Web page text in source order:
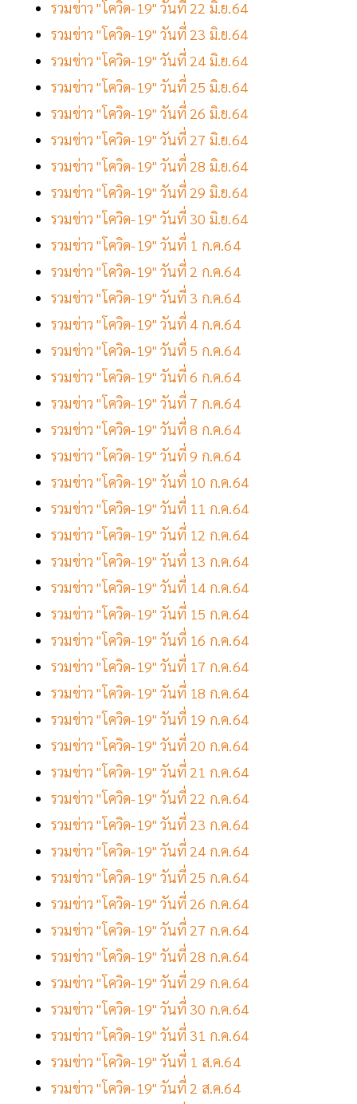
รวมข่าว "โควิด-19" วันที่ 22 มิ.ย.64
รวมข่าว "โควิด-19" วันที่ 23 มิ.ย.64
รวมข่าว "โควิด-19" วันที่ 24 มิ.ย.64
รวมข่าว "โควิด-19" วันที่ 25 มิ.ย.64
รวมข่าว "โควิด-19" วันที่ 26 มิ.ย.64
รวมข่าว "โควิด-19" วันที่ 27 มิ.ย.64
รวมข่าว "โควิด-19" วันที่ 28 มิ.ย.64
รวมข่าว "โควิด-19" วันที่ 29 มิ.ย.64
รวมข่าว "โควิด-19" วันที่ 30 มิ.ย.64
รวมข่าว "โควิด-19" วันที่ 1 ก.ค.64
รวมข่าว "โควิด-19" วันที่ 2 ก.ค.64
รวมข่าว "โควิด-19" วันที่ 3 ก.ค.64
รวมข่าว "โควิด-19" วันที่ 4 ก.ค.64
รวมข่าว "โควิด-19" วันที่ 5 ก.ค.64
รวมข่าว "โควิด-19" วันที่ 6 ก.ค.64
รวมข่าว "โควิด-19" วันที่ 7 ก.ค.64
รวมข่าว "โควิด-19" วันที่ 8 ก.ค.64
รวมข่าว "โควิด-19" วันที่ 9 ก.ค.64
รวมข่าว "โควิด-19" วันที่ 10 ก.ค.64
รวมข่าว "โควิด-19" วันที่ 11 ก.ค.64
รวมข่าว "โควิด-19" วันที่ 12 ก.ค.64
รวมข่าว "โควิด-19" วันที่ 13 ก.ค.64
รวมข่าว "โควิด-19" วันที่ 14 ก.ค.64
รวมข่าว "โควิด-19" วันที่ 15 ก.ค.64
รวมข่าว "โควิด-19" วันที่ 16 ก.ค.64
รวมข่าว "โควิด-19" วันที่ 17 ก.ค.64
รวมข่าว "โควิด-19" วันที่ 18 ก.ค.64
รวมข่าว "โควิด-19" วันที่ 19 ก.ค.64
รวมข่าว "โควิด-19" วันที่ 20 ก.ค.64
รวมข่าว "โควิด-19" วันที่ 21 ก.ค.64
รวมข่าว "โควิด-19" วันที่ 22 ก.ค.64
รวมข่าว "โควิด-19" วันที่ 23 ก.ค.64
รวมข่าว "โควิด-19" วันที่ 24 ก.ค.64
รวมข่าว "โควิด-19" วันที่ 25 ก.ค.64
รวมข่าว "โควิด-19" วันที่ 26 ก.ค.64
รวมข่าว "โควิด-19" วันที่ 27 ก.ค.64
รวมข่าว "โควิด-19" วันที่ 28 ก.ค.64
รวมข่าว "โควิด-19" วันที่ 29 ก.ค.64
รวมข่าว "โควิด-19" วันที่ 30 ก.ค.64
รวมข่าว "โควิด-19" วันที่ 31 ก.ค.64
รวมข่าว "โควิด-19" วันที่ 1 ส.ค.64
รวมข่าว "โควิด-19" วันที่ 2 ส.ค.64